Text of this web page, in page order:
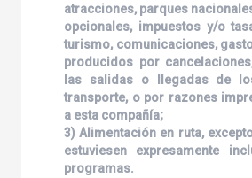
atracciones, parques
opcionales, impuestos y/o
turismo, comunicaciones,
producidos por
las salidas o llegadas de
transporte, o por razones
a esta compañía;
3) Alimentación en ruta,
estuviesen expresamente
programas.